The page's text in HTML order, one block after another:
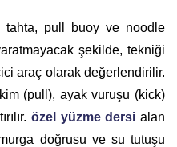
tahta, pull buoy ve noodle
şekilde, tekniği
araç olarak değerlendirilir.
(pull), ayak vuruşu (kick)
özel yüzme dersi alan
doğrusu ve su tutuşu